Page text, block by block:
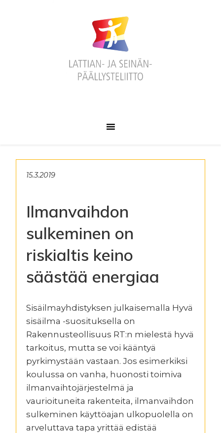
15.3.2019
Ilmanvaihdon
sulkeminen on
riskialtis keino
säästää energiaa
Sisäilmayhdistyksen julkaisemalla Hyvä
sisäilma -suosituksella on
Rakennusteollisuus RT:n mielestä hyvä
tarkoitus, mutta se voi kääntyä
pyrkimystään vastaan. Jos esimerkiksi
koulussa on vanha, huonosti toimiva
ilmanvaihtojärjestelmä ja
vaurioituneita rakenteita, ilmanvaihdon
sulkeminen käyttöajan ulkopuolella on
arveluttava tapa yrittää edistää